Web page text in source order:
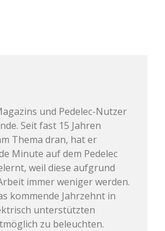
und Pedelec-Nutzer
Seit fast 15 Jahren
Thema dran, hat er
Minute auf dem Pedelec
weil diese aufgrund
immer weniger werden.
kommende Jahrzehnt in
unterstützten
zu beleuchten.